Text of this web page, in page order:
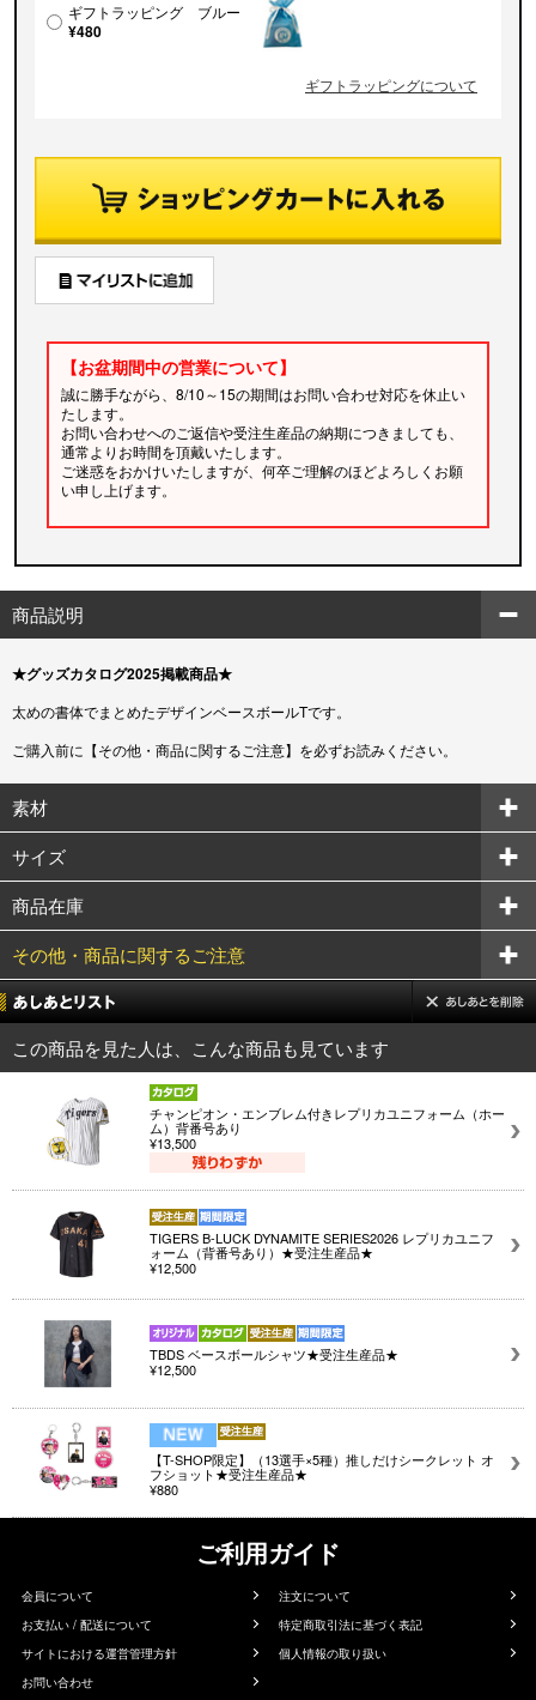
ギフトラッピング ブルー
¥480
ギフトラッピングについて
【お盆期間中の営業について】
誠に勝手ながら、8/10～15の期間はお問い合わせ対応を休止い
たします。
お問い合わせへのご返信や受注生産品の納期につきましても、
通常よりお時間を頂戴いたします。
ご迷惑をおかけいたしますが、何卒ご理解のほどよろしくお願
い申し上げます。
商品説明
★グッズカタログ2025掲載商品★
太めの書体でまとめたデザインベースボールTです。
ご購入前に【その他・商品に関するご注意】を必ずお読みください。
素材
サイズ
商品在庫
その他・商品に関するご注意
この商品を見た人は、こんな商品も見ています
チャンピオン・エンブレム付きレプリカユニフォーム（ホー
ム）背番号あり
¥13,500
TIGERS B-LUCK DYNAMITE SERIES2026 レプリカユニフ
ォーム（背番号あり）★受注生産品★
¥12,500
TBDS ベースボールシャツ★受注生産品★
¥12,500
【T-SHOP限定】（13選手×5種）推しだけシークレット オ
フショット★受注生産品★
¥880
ご利用ガイド
会員について
注文について
お支払い / 配送について
特定商取引法に基づく表記
サイトにおける運営管理方針
個人情報の取り扱い
お問い合わせ